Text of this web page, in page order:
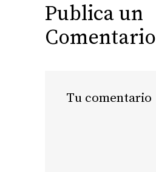
Publica un
Comentario